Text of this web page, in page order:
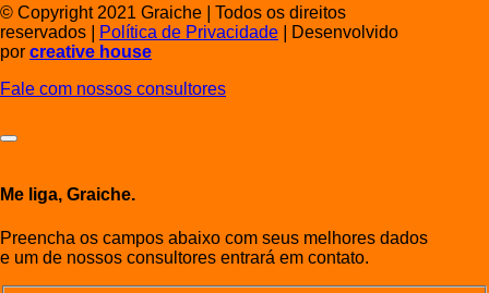
© Copyright 2021 Graiche
Todos os direitos
reservados
Política de Privacidade
Desenvolvido
por creative house
Fale com nossos consultores
Me liga, Graiche.
Preencha os campos abaixo com seus melhores dados
e um de nossos consultores entrará em contato.